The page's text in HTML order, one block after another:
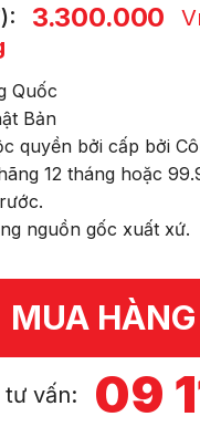
3.300.000
Quốc
Bản
quyền bởi cấp bởi
12 tháng hoặc
nguồn gốc xuất xứ.
MUA HÀNG
tư vấn: 09